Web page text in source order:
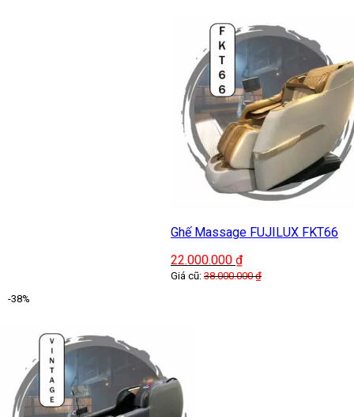
Ghế Massage FUJILUX FKT66
22.000.000 ₫
Giá cũ: 38.000.000₫
-38%